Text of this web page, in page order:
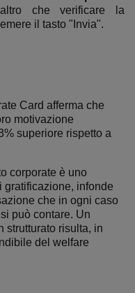
che verificare la
il tasto "Invia".
Card afferma che
motivazione
superiore rispetto a
corporate è uno
gratificazione, infonde
che in ogni caso
può contare. Un
strutturato risulta, in
del welfare